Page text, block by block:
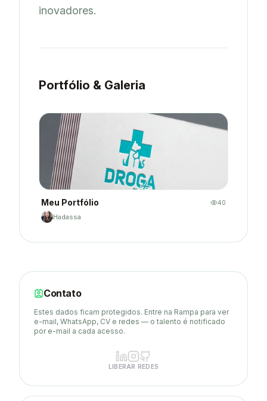
inovadores.
Portfólio & Galeria
Meu Portfólio
Hadassa
40
Contato
Estes dados ficam protegidos. Entre na Rampa para ver
e-mail, WhatsApp, CV e redes — o talento é notificado
por e-mail a cada acesso.
LIBERAR REDES